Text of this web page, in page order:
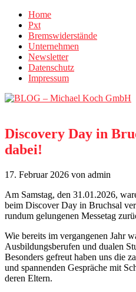
Home
Pxt
Bremswiderstände
Unternehmen
Newsletter
Datenschutz
Impressum
Discovery Day in
dabei!
17. Februar 2026 von admin
Am Samstag, den 31.01.2026,
beim Discover Day in Bruchsal
rundum gelungenen Messetag
Wie bereits im vergangenen Jahr
Ausbildungsberufen und dualen
Besonders gefreut haben uns die
und spannenden Gespräche mit
deren Eltern.